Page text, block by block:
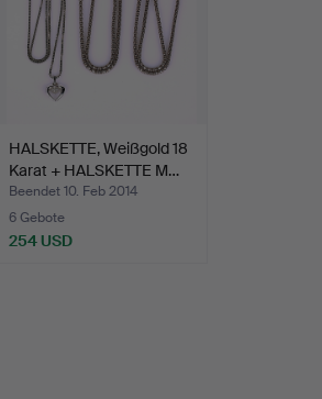
HALSKETTE, Weißgold 18
Karat + HALSKETTE M…
Beendet 10. Feb 2014
6 Gebote
254 USD